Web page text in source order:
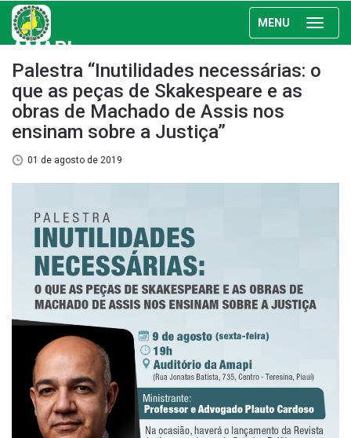
MENU
AMAPI
Palestra “Inutilidades necessárias: o
que as peças de Skakespeare e as
obras de Machado de Assis nos
ensinam sobre a Justiça”
01 de agosto de 2019